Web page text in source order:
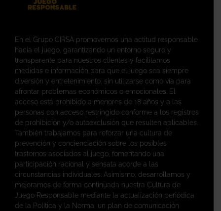
En el Grupo CIRSA promovemos una actitud responsable
hacia el juego, garantizando un entorno seguro y
transparente para nuestros clientes y facilitamos
medidas e información para que el juego sea siempre
diversión y entretenimiento, sin utilizarse como vía para
afrontar problemas económicos o emocionales. El
acceso está prohibido a menores de 18 años y a las
personas con acceso restringido conforme a los registros
de prohibición y/o autoexclusión que resulten aplicables.
También trabajamos para reforzar una cultura de
prevención y concienciación sobre los posibles
trastornos asociados al juego, fomentando una
participación racional y sensata acorde a las
circunstancias individuales. Asimismo, desarrollamos y
mejoramos de forma continuada nuestra Cultura de
Juego Responsable mediante la actualización periódica
de la Política y la Norma, un plan de comunicación